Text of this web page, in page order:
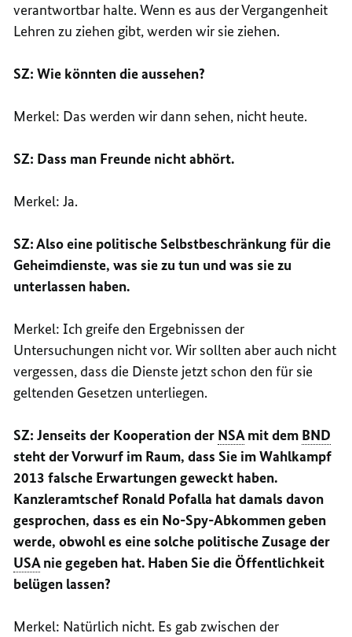
verantwortbar halte. Wenn es aus der Vergangenheit
Lehren zu ziehen gibt, werden wir sie ziehen.
SZ: Wie könnten die aussehen?
Merkel: Das werden wir dann sehen, nicht heute.
SZ: Dass man Freunde nicht abhört.
Merkel: Ja.
SZ: Also eine politische Selbstbeschränkung für die
Geheimdienste, was sie zu tun und was sie zu
unterlassen haben.
Merkel: Ich greife den Ergebnissen der
Untersuchungen nicht vor. Wir sollten aber auch nicht
vergessen, dass die Dienste jetzt schon den für sie
geltenden Gesetzen unterliegen.
SZ: Jenseits der Kooperation der NSAmit dem BND
steht der Vorwurf im Raum, dass Sie im Wahlkampf
2013 falsche Erwartungen geweckt haben.
Kanzleramtschef Ronald Pofalla hat damals davon
gesprochen, dass es ein No-Spy-Abkommen geben
werde, obwohl es eine solche politische Zusage der
USAnie gegeben hat. Haben Sie die Öffentlichkeit
belügen lassen?
Merkel: Natürlich nicht. Es gab zwischen der